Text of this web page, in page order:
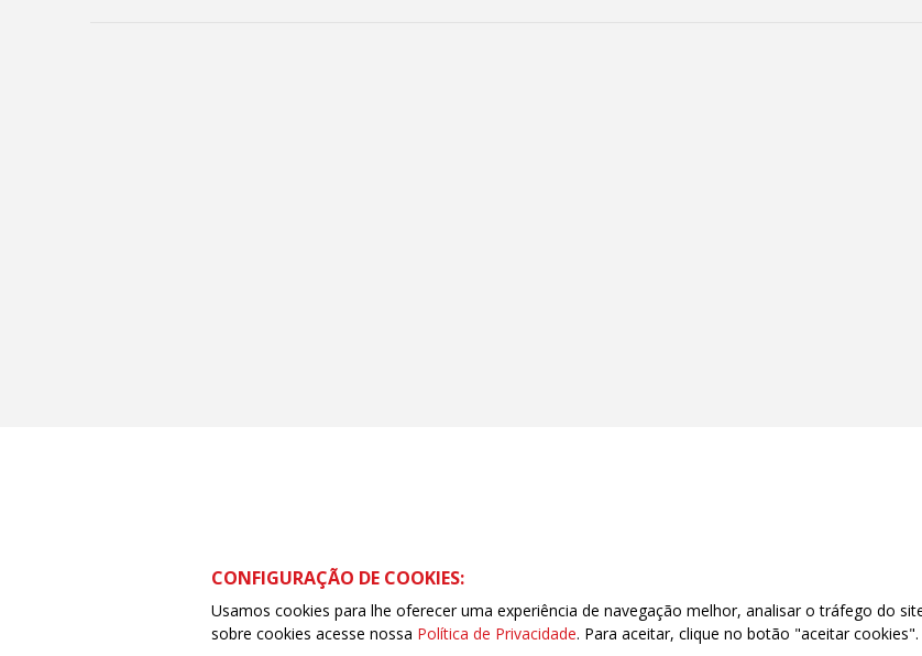
Rua Visconde de Ouro Preto – 413 – Centro – CEP: 88020-040 – Florianópolis – SC
CONFIGURAÇÃO DE COOKIES:
Usamos cookies para lhe oferecer uma experiência de navegação melhor, analisar o tráfego do
sobre cookies acesse nossa Política de Privacidade. Para aceitar, clique no botão "aceitar cookies".